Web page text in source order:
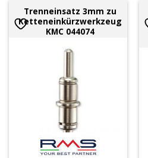
Trenneinsatz 3mm zu
Ketteneinkürzwerkzeug
KMC 044074